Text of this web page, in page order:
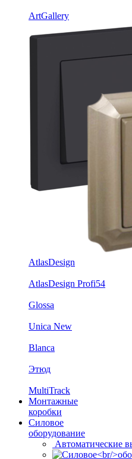
ArtGallery
AtlasDesign
AtlasDesign Profi54
Glossa
Unica New
Blanca
Этюд
MultiTrack
Монтажные
коробки
Силовое
оборудование
Автоматические